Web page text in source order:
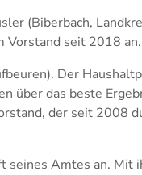
(Biberbach,
Vorstand seit 2018 an.
Der
über das beste
der seit 2008
seines Amtes an. Mit